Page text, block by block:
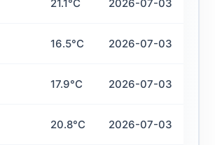
21.1°C 2026-07-03
16.5°C 2026-07-03
17.9°C 2026-07-03
20.8°C 2026-07-03